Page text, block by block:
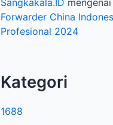
Sangkakala.ID mengenai
Forwarder China
Profesional 2024
Kategori
1688